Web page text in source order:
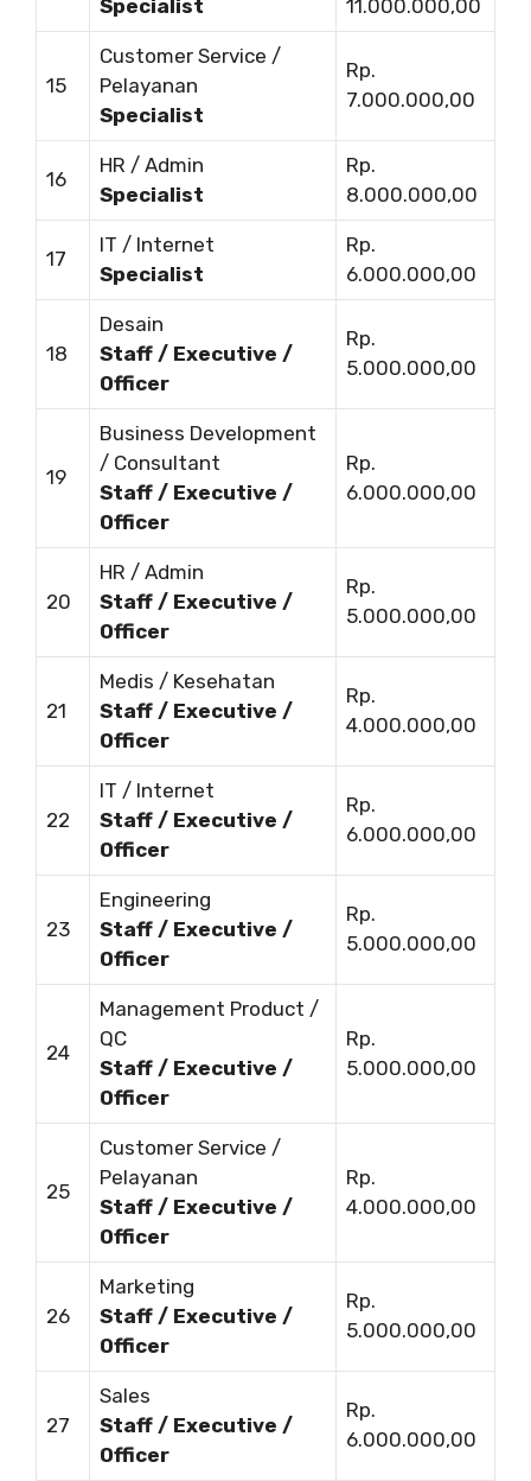
Specialist 11.000.000,00
15
Customer Service /
Pelayanan
Specialist
Rp.
7.000.000,00
16
HR / Admin
Specialist
Rp.
8.000.000,00
17
IT / Internet
Specialist
Rp.
6.000.000,00
18
Desain
Staff / Executive /
Officer
Rp.
5.000.000,00
19
Business Development
/ Consultant
Staff / Executive /
Officer
Rp.
6.000.000,00
20
HR / Admin
Staff / Executive /
Officer
Rp.
5.000.000,00
21
Medis / Kesehatan
Staff / Executive /
Officer
Rp.
4.000.000,00
22
IT / Internet
Staff / Executive /
Officer
Rp.
6.000.000,00
23
Engineering
Staff / Executive /
Officer
Rp.
5.000.000,00
24
Management Product /
QC
Staff / Executive /
Officer
Rp.
5.000.000,00
25
Customer Service /
Pelayanan
Staff / Executive /
Officer
Rp.
4.000.000,00
26
Marketing
Staff / Executive /
Officer
Rp.
5.000.000,00
27
Sales
Staff / Executive /
Officer
Rp.
6.000.000,00